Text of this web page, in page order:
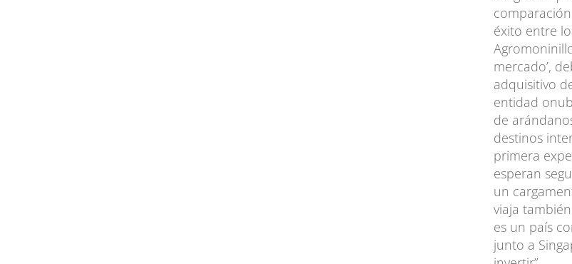
éxito entre
mercado’,
adquisitivo
entidad
de
destinos
primera
esperan
un
viaja
es un país
junto a